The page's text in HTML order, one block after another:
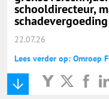
schooldirecteur,
schadevergoeding
22.07.26
Lees verder op: Omroep